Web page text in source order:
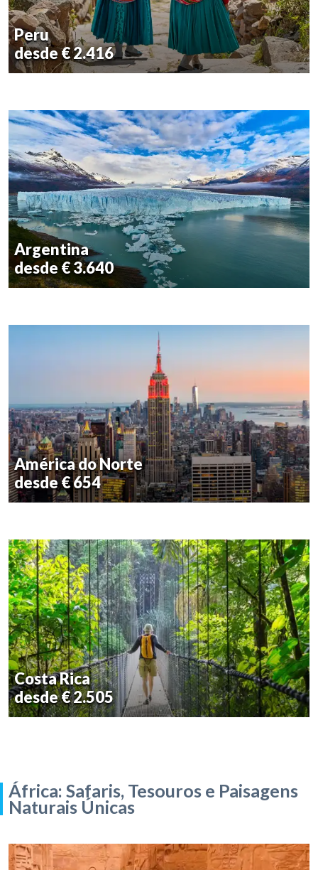
Peru
desde € 2.416
Argentina
desde € 3.640
América do Norte
desde € 654
Costa Rica
desde € 2.505
África: Safaris, Tesouros e Paisagens
Naturais Únicas